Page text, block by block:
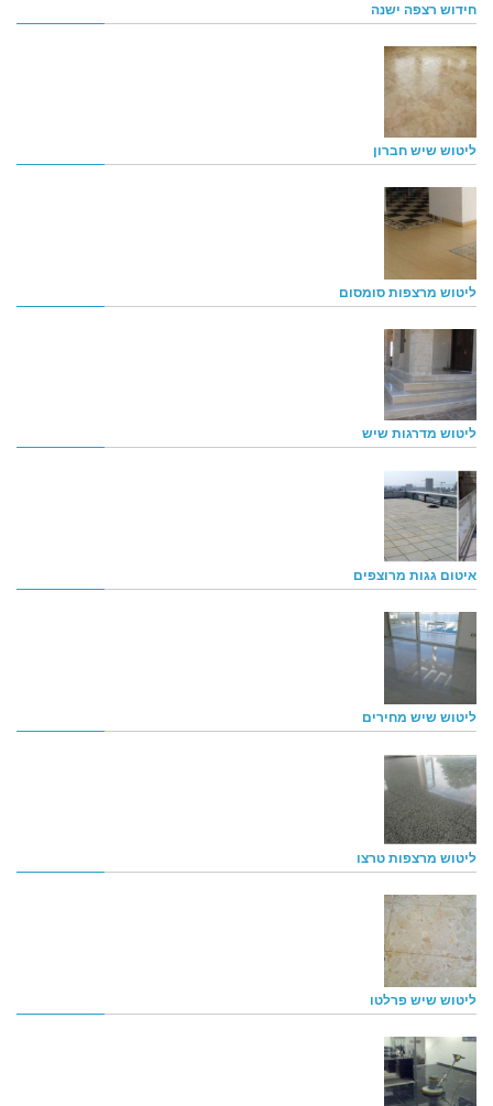
חידוש רצפה ישנה
ליטוש שיש חברון
ליטוש מרצפות סומסום
ליטוש מדרגות שיש
איטום גגות מרוצפים
ליטוש שיש מחירים
ליטוש מרצפות טרצו
ליטוש שיש פרלטו